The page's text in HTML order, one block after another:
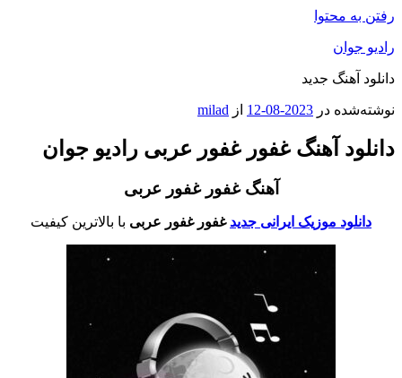
رفتن به محتوا
رادیو جوان
دانلود آهنگ جدید
نوشته‌شده در 2023-08-12 از milad
دانلود آهنگ غفور غفور عربی رادیو جوان
آهنگ غفور غفور عربی
دانلود موزیک ایرانی جدید غفور غفور عربی با بالاترین کیفیت